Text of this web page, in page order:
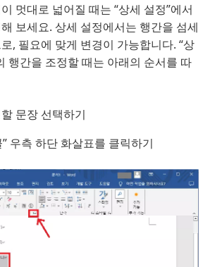
멋대로 넓어질 때는 “상세 설정”에서
보세요. 상세 설정에서는 행간을 섬세
, 필요에 맞게 변경이 가능합니다. “상
행간을 조정할 때는 아래의 순서를 따
문장 선택하기
” 우측 하단 화살표를 클릭하기